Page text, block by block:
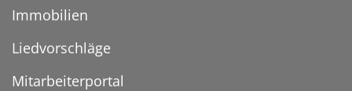
Immobilien
Liedvorschläge
Mitarbeiterportal